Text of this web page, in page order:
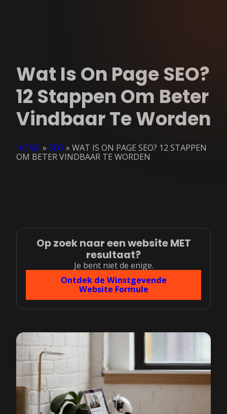
Wat Is On Page SEO?
12 Stappen Om Beter
Vindbaar Te Worden
HOME» SEO » WAT IS ON PAGE SEO? 12 STAPPEN
OM BETER VINDBAAR TE WORDEN
Op zoek naar een website MET
resultaat?
Je bent niet de enige.
Ontdek de Winstgevende
Website Formule